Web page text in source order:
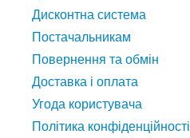
Дисконтна система
Постачальникам
Повернення та обмін
Доставка і оплата
Угода користувача
Політика конфіденційності